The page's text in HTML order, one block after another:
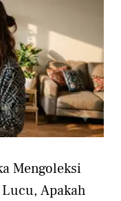
Mengoleksi
Apakah